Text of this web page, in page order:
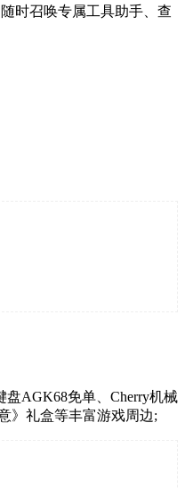
时召唤专属工具助手、查
AGK68免单、Cherry机械
》礼盒等丰富游戏周边;